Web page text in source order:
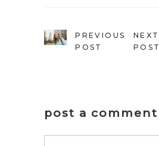
PREVIOUS
POST
NEXT
POST
post a comment